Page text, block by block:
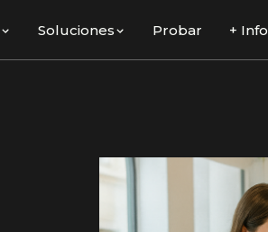
Soluciones Probar + Info